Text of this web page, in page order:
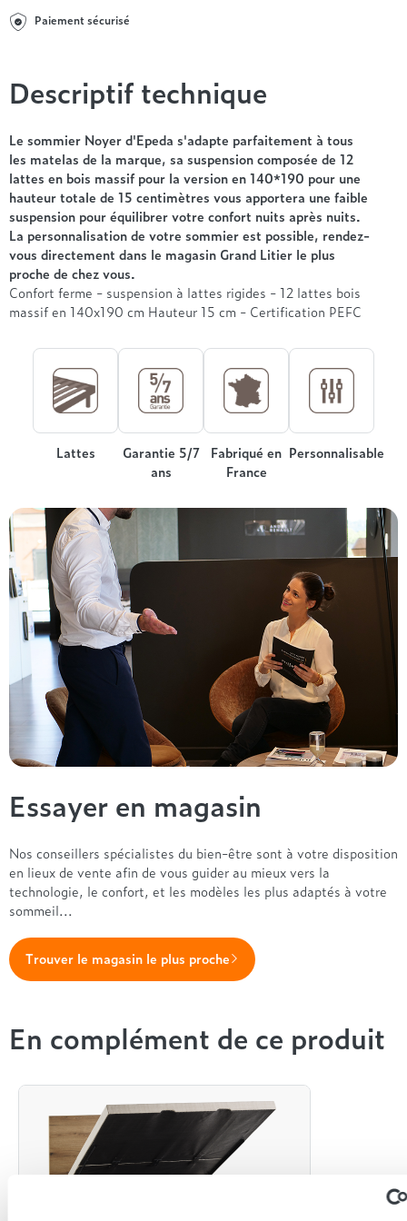
- de 1000€
Alpen
André Renault
Beautyrest Luxury
Epeda
Ergotherm
Grand Litier
Hotel & Lodge
Simmons
Tempur
Treca
+ de 1500€
Entre 1000 et 1500€
Paiement sécurisé
Descriptif technique
Le sommier Noyer d'Epeda s'adapte parfaitement à tous
les matelas de la marque, sa suspension composée de 12
lattes en bois massif pour la version en 140*190 pour une
hauteur totale de 15 centimètres vous apportera une faible
suspension pour équilibrer votre confort nuits après nuits.
La personnalisation de votre sommier est possible, rendez-
vous directement dans le magasin Grand Litier le plus
proche de chez vous.
Confort ferme - suspension à lattes rigides - 12 lattes bois
massif en 140x190 cm Hauteur 15 cm - Certification PEFC
Lattes
Garantie 5/7
ans
Fabriqué en
France
Personnalisable
Essayer en magasin
Nos conseillers spécialistes du bien-être sont à votre disposition
en lieux de vente afin de vous guider au mieux vers la
technologie, le confort, et les modèles les plus adaptés à votre
sommeil...
Trouver le magasin le plus proche
En complément de ce produit